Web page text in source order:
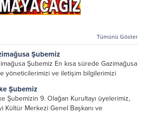
Tümünü Göster
Şubemiz
Şubemiz En kısa sürede Gazimağusa
yöneticilerimizi ve iletişim bilgilerimizi
Şubemiz
Şubemizin 9. Olağan Kurultayı üyelerimiz,
Kültür Merkezi Genel Başkanı ve